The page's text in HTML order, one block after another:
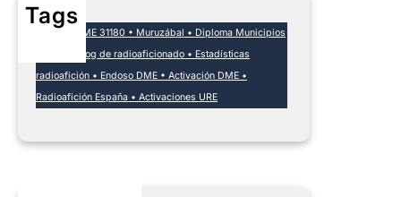
Tags
EA1DA • DME 31180 • Muruzábal • Diploma Municipios
España • Log de radioaficionado • Estadísticas
radioafición • Endoso DME • Activación DME •
Radioafición España • Activaciones URE